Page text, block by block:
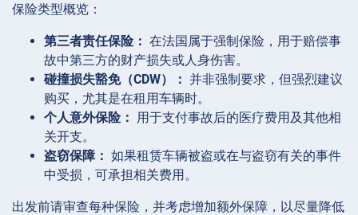
保险类型概览：
第三者责任保险： 在法国属于强制保险，用于赔偿事
故中第三方的财产损失或人身伤害。
碰撞损失豁免（CDW）： 并非强制要求，但强烈建议
购买，尤其是在租用车辆时。
个人意外保险：
用于支付事故后的医疗费用及其他相
关开支。
盗窃保障： 如果租赁车辆被盗或在与盗窃有关的事件
中受损，可承担相关费用。
出发前请审查每种保险，并考虑增加额外保障，以尽量降低